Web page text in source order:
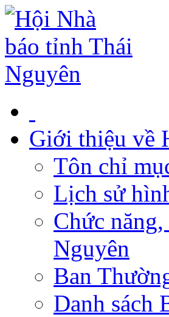
Giới thiệu về
Tôn chỉ
Lịch sử
Chức
Nguyên
Ban
Danh sách